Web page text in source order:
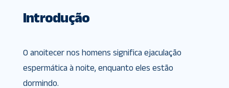
Introdução
O anoitecer nos homens significa ejaculação
espermática à noite, enquanto eles estão
dormindo.